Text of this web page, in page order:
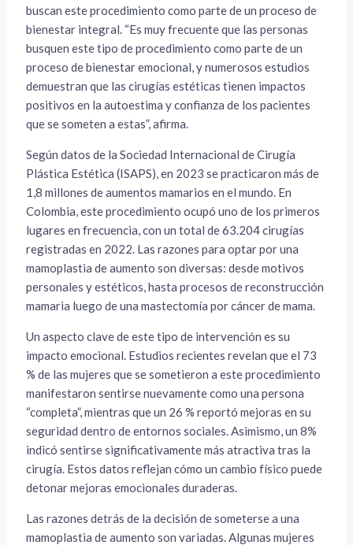
buscan este procedimiento como parte de un proceso de
bienestar integral. “Es muy frecuente que las personas
busquen este tipo de procedimiento como parte de un
proceso de bienestar emocional, y numerosos estudios
demuestran que las cirugías estéticas tienen impactos
positivos en la autoestima y confianza de los pacientes
que se someten a estas”, afirma.
Según datos de la Sociedad Internacional de Cirugía
Plástica Estética (ISAPS), en 2023 se practicaron más de
1,8 millones de aumentos mamarios en el mundo. En
Colombia, este procedimiento ocupó uno de los primeros
lugares en frecuencia, con un total de 63.204 cirugías
registradas en 2022. Las razones para optar por una
mamoplastia de aumento son diversas: desde motivos
personales y estéticos, hasta procesos de reconstrucción
mamaria luego de una mastectomía por cáncer de mama.
Un aspecto clave de este tipo de intervención es su
impacto emocional. Estudios recientes revelan que el 73
% de las mujeres que se sometieron a este procedimiento
manifestaron sentirse nuevamente como una persona
“completa”, mientras que un 26 % reportó mejoras en su
seguridad dentro de entornos sociales. Asimismo, un 8%
indicó sentirse significativamente más atractiva tras la
cirugía. Estos datos reflejan cómo un cambio físico puede
detonar mejoras emocionales duraderas.
Las razones detrás de la decisión de someterse a una
mamoplastia de aumento son variadas. Algunas mujeres